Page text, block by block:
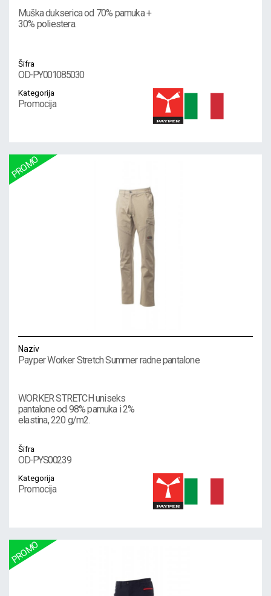
Muška dukserica od 70% pamuka +
30% poliestera.
Šifra
OD-PY001085030
Kategorija
Promocija
Naziv
Payper Worker Stretch Summer radne pantalone
WORKER STRETCH uniseks
pantalone od 98% pamuka i 2%
elastina, 220 g/m2.
Šifra
OD-PYS00239
Kategorija
Promocija